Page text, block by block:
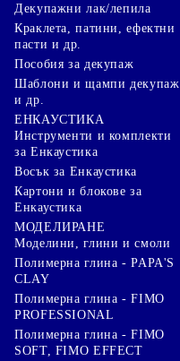
Декупажни лак/лепила
Краклета, патини, ефектни
пасти и др.
Пособия за декупаж
Шаблони и щампи декупаж
и др.
ЕНКАУСТИКА
Инструменти и комплекти
за Енкаустика
Восък за Енкаустика
Картони и блокове за
Енкаустика
МОДЕЛИРАНЕ
Моделини, глини и смоли
Полимерна глина - PAPA'S
CLAY
Полимерна глина - FIMO
PROFESSIONAL
Полимерна глина - FIMO
SOFT, FIMO EFFECT